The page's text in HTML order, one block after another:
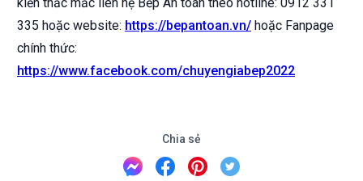
kiến thắc mắc liên hệ Bếp An toàn theo hotline: 0912 331
335 hoặc website: https://bepantoan.vn/ hoặc Fanpage
chính thức:
https://www.facebook.com/chuyengiabep2022
Chia sẻ